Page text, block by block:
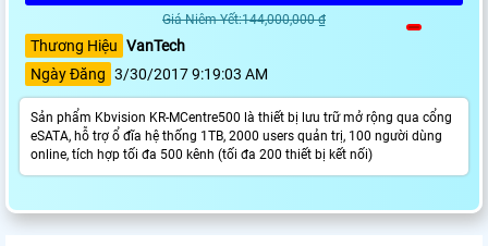
Giá Niêm Yết:144,000,000 ₫
Thương Hiệu VanTech
Ngày Đăng 3/30/2017 9:19:03 AM
Sản phẩm Kbvision KR-MCentre500 là thiết bị lưu trữ mở rộng qua cổng
eSATA, hỗ trợ ổ đĩa hệ thống 1TB, 2000 users quản trị, 100 người dùng
online, tích hợp tối đa 500 kênh (tối đa 200 thiết bị kết nối)